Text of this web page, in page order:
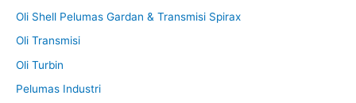
Oli Shell Pelumas Gardan & Transmisi Spirax
Oli Transmisi
Oli Turbin
Pelumas Industri